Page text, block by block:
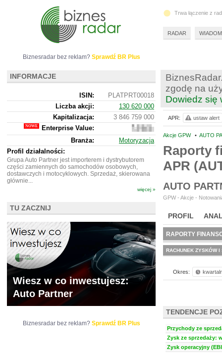
zgodę na
Dowiedz się
Akcje GPW • AUTO
Raporty
APR
AUTO
GPW - Akcje -
PROFIL
WYCENA BR
RAPORTY
RACHUNEK ZYSKÓW I
Okres:
TENDENCJE
Przychody ze
Zysk ze sprzedaży:
Zysk operacyjny
APR: ustaw alert
Biznesradar bez reklam? Sprawdź BR Plus
INFORMACJE
ISIN:
PLATPRT00018
Liczba akcji:
130 620 000
Kapitalizacja:
3 846 759 000
Enterprise Value:
4
296
781
Branża:
Motoryzacja
Profil działalności:
Grupa Auto Partner jest importerem i dystrybutorem
części zamiennych do samochodów osobowych,
dostawczych i motocyklowych. Sprzedaż, skierowana
głównie...
więcej »
TU ZACZNIJ
Wiesz w co inwestujesz:
Auto Partner
Biznesradar bez reklam? Sprawdź BR Plus
Trwa łączenie z
RADAR